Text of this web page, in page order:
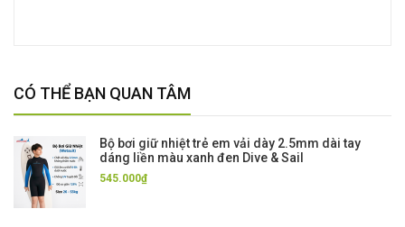
CÓ THỂ BẠN QUAN TÂM
Bộ bơi giữ nhiệt trẻ em vải dày 2.5mm dài tay
dáng liền màu xanh đen Dive & Sail
545.000₫